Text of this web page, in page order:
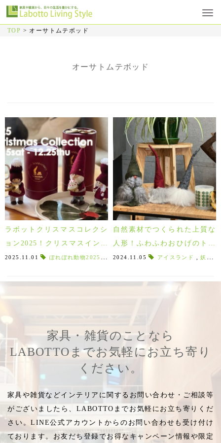
TOP > オーサトムテボッド
オーサトムテボッド
ラボットクリスマスコレクシ
ョン2025！クリスマスインテ
リア＆ギフト特集！
2025.11.01 ぽれぽれ動物2025 クリスマスコレクション , プルートデザ
自然素材でつくられた上質な
人形！ふわふわおひげのトム
テはスウェーデンの妖精！Ås
2024.11.05 アイスランド ,妖精
家具・雑貨のことなら
LABOTTOまでお気軽にお立ち寄り
ください。
家具や雑貨などインテリアに関するお問い合わせ・ご相談等
がございましたら、LABOTTOまでお気軽にお立ち寄りくだ
さい。LINE公式アカウントからのお問い合わせも受け付け
ております。お友だち登録でお得なキャンペーン情報や限定